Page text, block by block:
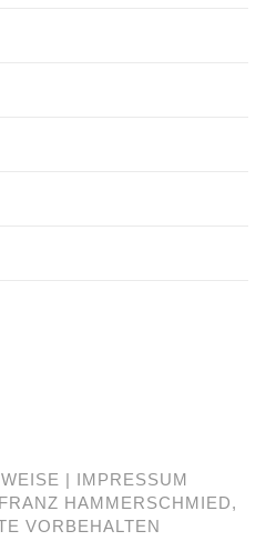
| IMPRESSUM
HAMMERSCHMIED,
VORBEHALTEN